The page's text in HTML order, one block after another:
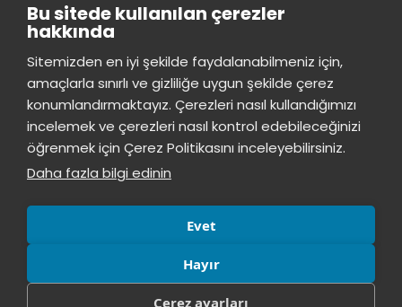
Bu sitede kullanılan çerezler
hakkında
Sitemizden en iyi şekilde faydalanabilmeniz için,
amaçlarla sınırlı ve gizliliğe uygun şekilde çerez
konumlandırmaktayız. Çerezleri nasıl kullandığımızı
incelemek ve çerezleri nasıl kontrol edebileceğinizi
öğrenmek için Çerez Politikasını inceleyebilirsiniz.
Daha fazla bilgi edinin
Evet
Hayır
Çerez ayarları
Announcements
Graduate Programs
ISTINYE
Press
Istinye Post Our campuses